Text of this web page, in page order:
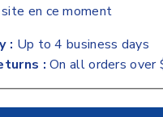
en ce moment
: Up to 4 business days
:On all orders over